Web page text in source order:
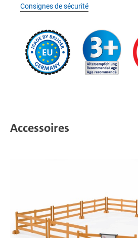
Consignes de sécurité
Accessoires